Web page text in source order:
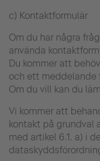
c) Kontaktformulär
Om du har några
använda
Du kommer att
och ett meddelande
Om du vill kan du
Vi kommer att
kontakt på grundval
med artikel 6.1. a) i